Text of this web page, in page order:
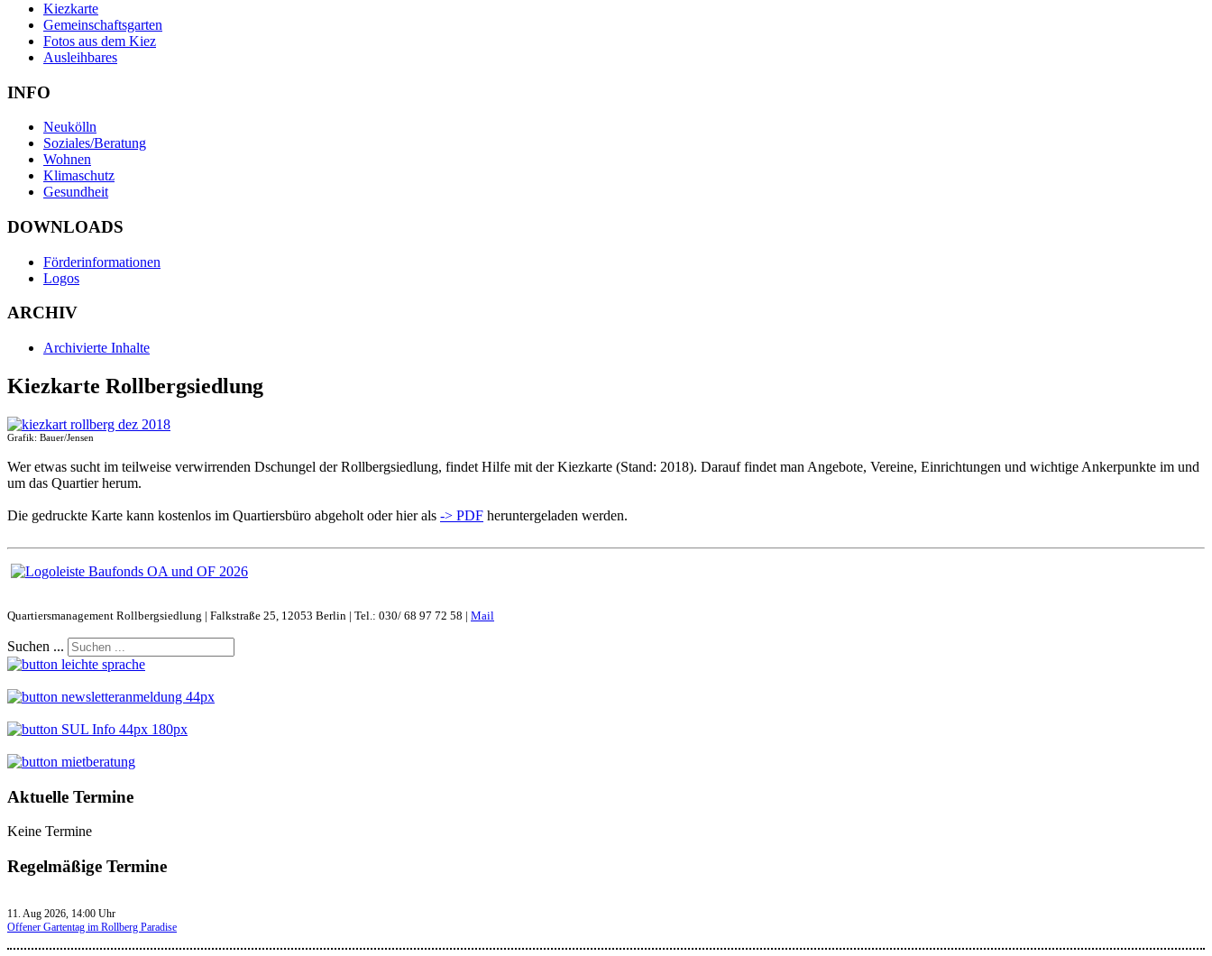
Kiezkarte
Gemeinschaftsgarten
Fotos aus dem Kiez
Ausleihbares
INFO
Neukölln
Soziales/Beratung
Wohnen
Klimaschutz
Gesundheit
DOWNLOADS
Förderinformationen
Logos
ARCHIV
Archivierte Inhalte
Kiezkarte Rollbergsiedlung
Grafik: Bauer/Jensen
Wer etwas sucht im teilweise verwirrenden Dschungel der Rollbergsiedlung, findet Hilfe mit der Kiezkarte (Stand: 2018). Darauf findet man Angebote, Vereine, Einrichtungen und wichtige Ankerpunkte im und
um das Quartier herum.
Die gedruckte Karte kann kostenlos im Quartiersbüro abgeholt oder hier als -> PDF heruntergeladen werden.
Quartiersmanagement Rollbergsiedlung | Falkstraße 25, 12053 Berlin | Tel.: 030/ 68 97 72 58 | Mail
Suchen ...
Aktuelle Termine
Keine Termine
Regelmäßige Termine
11. Aug 2026, 14:00 Uhr
Offener Gartentag im Rollberg Paradise